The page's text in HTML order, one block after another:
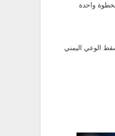
واحدة
الوعي اليمني